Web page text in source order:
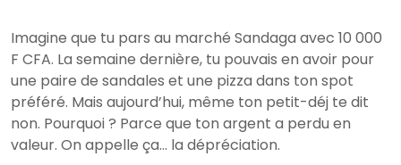
Imagine que tu pars au marché Sandaga avec 10 000
F CFA. La semaine dernière, tu pouvais en avoir pour
une paire de sandales et une pizza dans ton spot
préféré. Mais aujourd’hui, même ton petit-déj te dit
non. Pourquoi ? Parce que ton argent a perdu en
valeur. On appelle ça… la dépréciation.